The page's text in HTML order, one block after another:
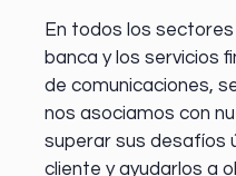
En todos los
banca y los servicios
de comunicaciones,
nos asociamos con
superar sus desafíos
cliente y ayudarlos a